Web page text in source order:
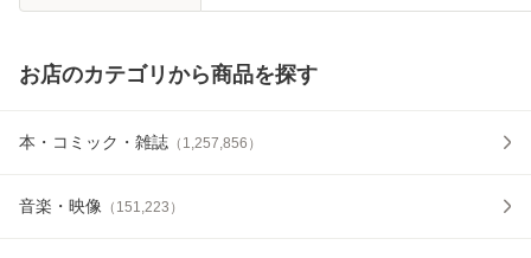
お店のカテゴリから商品を探す
本・コミック・雑誌 （ 1,257,856 ）
音楽・映像 （ 151,223 ）